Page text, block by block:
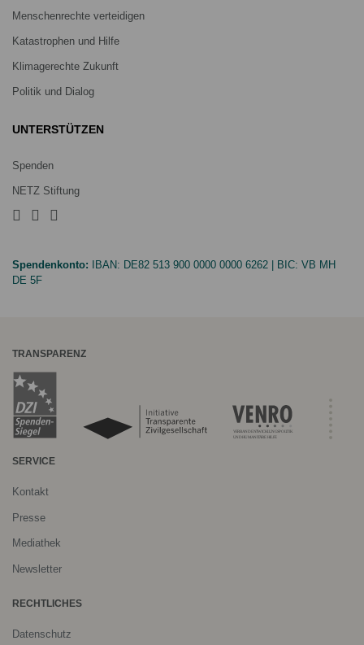
Menschenrechte verteidigen
Katastrophen und Hilfe
Klimagerechte Zukunft
Politik und Dialog
UNTERSTÜTZEN
Spenden
NETZ Stiftung
Spendenkonto: IBAN: DE82 513 900 0000 0000 6262 | BIC: VB MH
DE 5F
TRANSPARENZ
SERVICE
Kontakt
Presse
Mediathek
Newsletter
RECHTLICHES
Datenschutz